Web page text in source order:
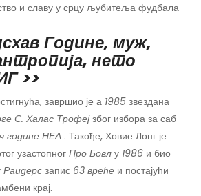
и славу у срцу љубитеља фудбала
Године, муж,
нето
>>
завршио је а 1985 звездана
С. Халас Трофејзбог избора за саб
године НЕА . Такође, Ховие Лонг је
узастопног Про Бовл у 1986 и био
Раидерс запис 63 вреће и постајући
крај.